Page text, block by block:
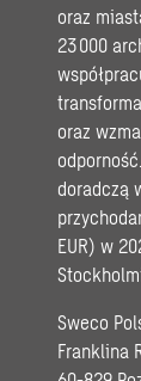
oraz
23 000
oraz
doradczą
EUR) w
Sweco
Franklina